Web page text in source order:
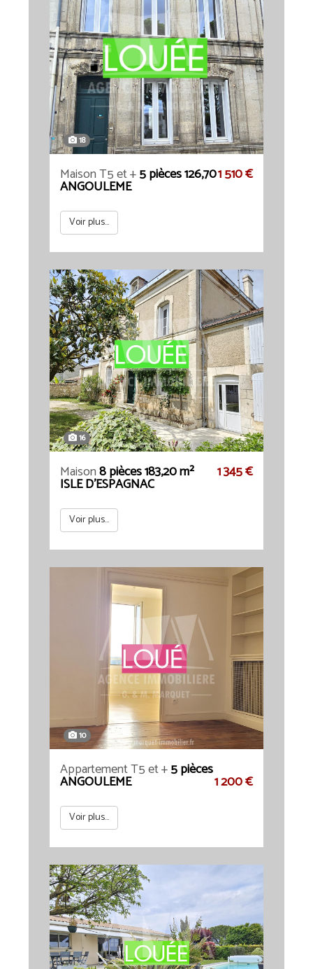
18
Maison T5 et +5 pièces 126,701 510 €
ANGOULEME
Voir plus...
16
Maison8 pièces 183,20 m² 1 345 €
ISLE D'ESPAGNAC
Voir plus...
10
Appartement T5 et +5 pièces
1 200 €
ANGOULEME
Voir plus...